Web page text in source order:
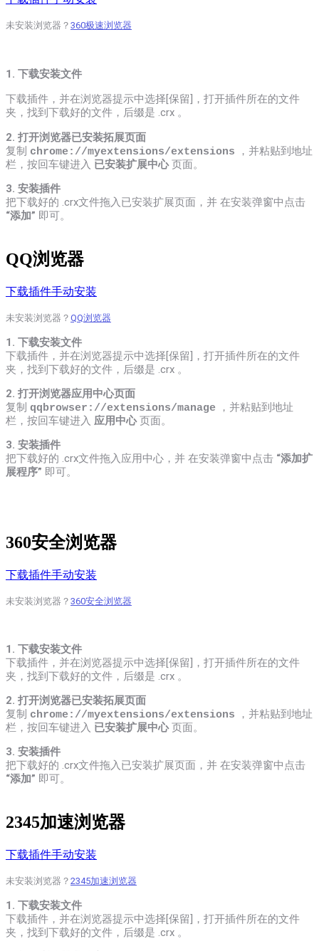
未安装浏览器？ 360极速浏览器
1. 下载安装文件
下载插件，并在浏览器提示中选择[保留]，打开插件所在的文件
夹，找到下载好的文件，后缀是 .crx 。
2. 打开浏览器已安装拓展页面
复制 chrome://myextensions/extensions ， 并粘贴到地址
栏，按回车键进入 已安装扩展中心页面。
3. 安装插件
把下载好的 .crx文件拖入已安装扩展页面，并 在安装弹窗中点击
“添加” 即可。
QQ浏览器
下载插件手动安装
未安装浏览器？ QQ浏览器
1. 下载安装文件
下载插件，并在浏览器提示中选择[保留]，打开插件所在的文件
夹，找到下载好的文件，后缀是 .crx 。
2. 打开浏览器应用中心页面
复制 qqbrowser://extensions/manage ， 并粘贴到地址
栏，按回车键进入 应用中心页面。
3. 安装插件
把下载好的 .crx文件拖入应用中心，并 在安装弹窗中点击 “添加扩
展程序” 即可。
360安全浏览器
下载插件手动安装
未安装浏览器？ 360安全浏览器
1. 下载安装文件
下载插件，并在浏览器提示中选择[保留]，打开插件所在的文件
夹，找到下载好的文件，后缀是 .crx 。
2. 打开浏览器已安装拓展页面
复制 chrome://myextensions/extensions ， 并粘贴到地址
栏，按回车键进入 已安装扩展中心页面。
3. 安装插件
把下载好的 .crx文件拖入已安装扩展页面，并 在安装弹窗中点击
“添加” 即可。
2345加速浏览器
下载插件手动安装
未安装浏览器？ 2345加速浏览器
1. 下载安装文件
下载插件，并在浏览器提示中选择[保留]，打开插件所在的文件
夹，找到下载好的文件，后缀是 .crx 。